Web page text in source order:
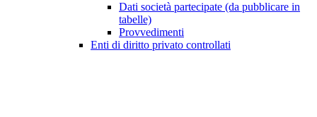
Dati società partecipate (da pubblicare in
tabelle)
Provvedimenti
Enti di diritto privato controllati